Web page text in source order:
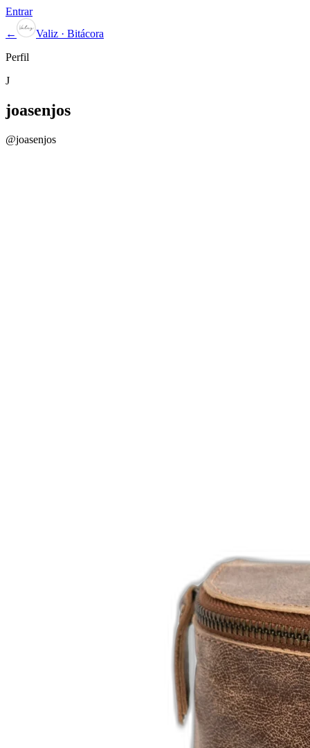
Entrar
←
Valiz · Bitácora
Perfil
J
joasenjos
@joasenjos